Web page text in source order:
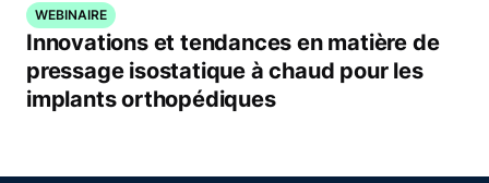
WEBINAIRE
Innovations et tendances en matière de
pressage isostatique à chaud pour les
implants orthopédiques